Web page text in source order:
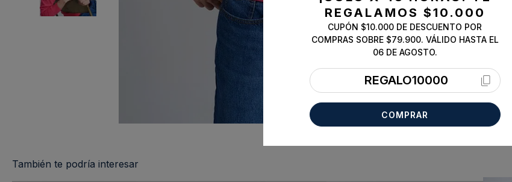
También te podría interesar
REGALAMOS $10.000
CUPÓN $10.000 DE DESCUENTO POR
COMPRAS SOBRE $79.900. VÁLIDO HASTA EL
06 DE AGOSTO.
REGALO10000
COMPRAR